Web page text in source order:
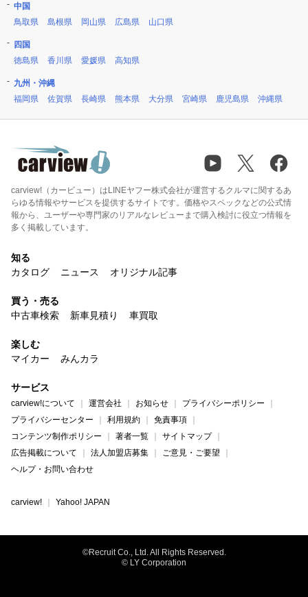
中国
鳥取県
島根県 岡山県 広島県 山口県
四国
徳島県
香川県 愛媛県 高知県
九州・沖縄
福岡県
佐賀県 長崎県 熊本県 大分県 宮崎県 鹿児島県 沖縄県
carview!（カービュー）はLINEヤフー株式会社が運営するクルマに関するあ
らゆる情報やサービスを提供するサイトです。価格やスペックなどの公式情
報から、ユーザーや専門家のリアルなレビューまで購入検討に役立つ情報を
多く掲載しています。
知る
カタログ
ニュース オリジナル記事
買う・売る
中古車検索
新車見積り 車買取
楽しむ
マイカー
みんカラ
サービス
carview!について 運営会社 お知らせ
プライバシーポリシー
プライバシーセンター
利用規約
免責事項
コンテンツ制作ポリシー
著者一覧
サイトマップ
広告掲載について
法人加盟店募集
ご意見・ご要望
ヘルプ・お問い合わせ
carview! Yahoo! JAPAN
©Recruit Co., Ltd. All Rights Reserved.
© LY Corporation